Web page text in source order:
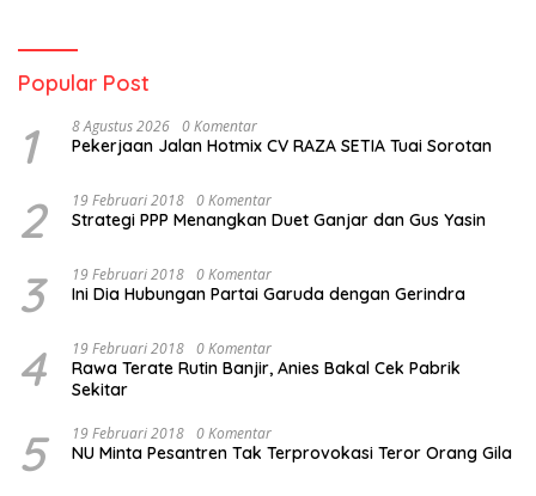
Popular Post
1 8 Agustus 2026 0 Komentar
Pekerjaan Jalan Hotmix CV RAZA SETIA Tuai Sorotan
2 19 Februari 2018 0 Komentar
Strategi PPP Menangkan Duet Ganjar dan Gus Yasin
3 19 Februari 2018 0 Komentar
Ini Dia Hubungan Partai Garuda dengan Gerindra
4 19 Februari 2018 0 Komentar
Rawa Terate Rutin Banjir, Anies Bakal Cek Pabrik
Sekitar
5 19 Februari 2018 0 Komentar
NU Minta Pesantren Tak Terprovokasi Teror Orang Gila